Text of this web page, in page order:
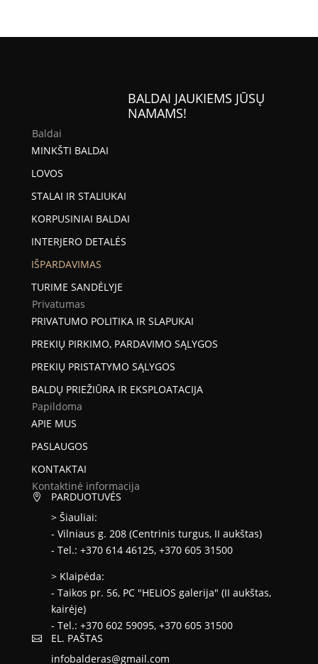
1178,00 €.1049,00 €.
BALDAI JAUKIEMS JŪSŲ
NAMAMS!
Baldai
MINKŠTI BALDAI
LOVOS
STALAI IR STALIUKAI
KORPUSINIAI BALDAI
INTERJERO DETALĖS
IŠPARDAVIMAS
TURIME SANDĖLYJE
Privatumas
PRIVATUMO POLITIKA IR SLAPUKAI
PREKIŲ PIRKIMO, PARDAVIMO SĄLYGOS
PREKIŲ PRISTATYMO SĄLYGOS
BALDŲ PRIEŽIŪRA IR EKSPLOATACIJA
Papildoma
APIE MUS
PASLAUGOS
KONTAKTAI
Kontaktinė informacija

PARDUOTUVĖS
> Šiauliai:
- Vilniaus g. 208 (Centrinis turgus, II aukštas)
- Tel.: +370 614 46125, +370 605 31500
> Klaipėda:
- Taikos pr. 56, PC "HELIOS galerija" (II aukštas,
kairėje)
- Tel.: +370 602 59095, +370 605 31500

EL. PAŠTAS
infobalderas@gmail.com